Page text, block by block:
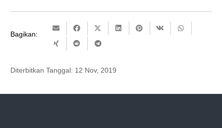
Bagikan:
Diterbitkan Tanggal: 12 Nov, 2019